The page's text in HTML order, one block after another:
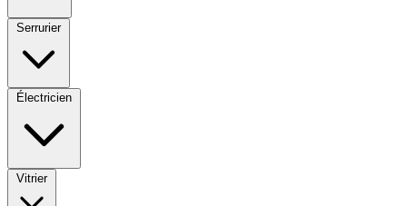
Serrurier
Électricien
Vitrier